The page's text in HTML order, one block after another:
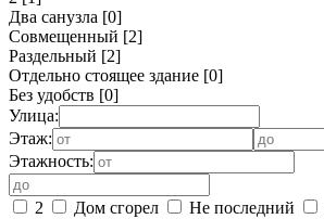
Два санузла [0]
Совмещенный [2]
Раздельный [2]
Отдельно стоящее здание [0]
Без удобств [0]
Улица:
Этаж:
Этажность:
2 Дом сгорел Не последний